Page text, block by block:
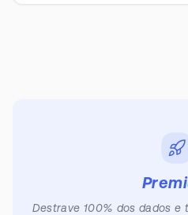
Destrave 100% dos dados e